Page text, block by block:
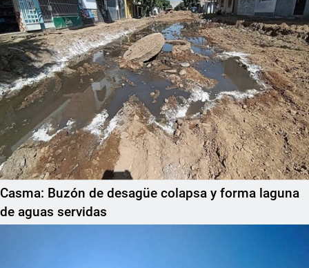
Casma: Buzón de desagüe colapsa y forma laguna
de aguas servidas